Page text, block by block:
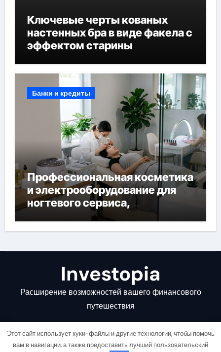
Ключевые черты кованых
настенных бра в виде факела с
эффектом старины
Банки и кредиты
Профессиональная косметика
и электрооборудование для
ногтевого сервиса,
наращивания ресниц и
депиляции
Investopia
Расширение возможностей вашего финансового
путешествия
Этот сайт использует куки-файлы и другие технологии, чтобы помочь
вам в навигации, а также предоставить лучший пользовательский